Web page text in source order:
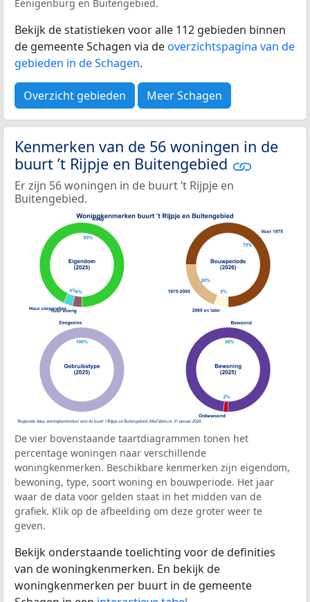
Eenigenburg en Buitengebied.
Bekijk de statistieken voor alle 112 gebieden binnen
de gemeente Schagen via deoverzichtspagina van de
gebieden in de Schagen.
Overzicht gebieden Meer Schagen
Kenmerken van de 56 woningen in de
buurt ’t Rijpje en Buitengebied
Er zijn 56 woningen in de buurt ’t Rijpje en
Buitengebied.
De vier bovenstaande taartdiagrammen tonen het
percentage woningen naar verschillende
woningkenmerken. Beschikbare kenmerken zijn eigendom,
bewoning, type, soort woning en bouwperiode. Het jaar
waar de data voor gelden staat in het midden van de
grafiek. Klik op de afbeelding om deze groter weer te
geven.
Bekijk onderstaande toelichting voor de definities
van de woningkenmerken. En bekijk de
woningkenmerken per buurt in de gemeente